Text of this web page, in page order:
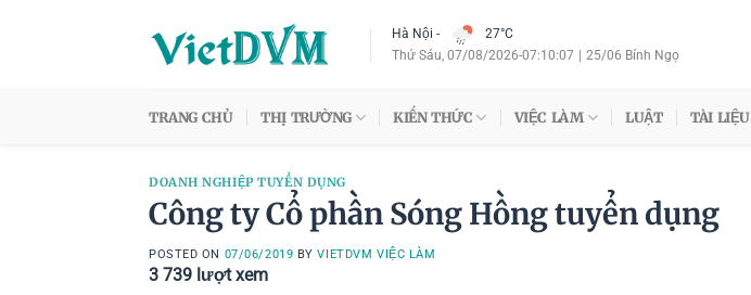
Hà Nội -
27°C
Thứ Sáu, 07/08/2026-07:10:07 25/06 Bính Ngọ
TRANG CHỦ THỊ TRƯỜNG KIẾN THỨC VIỆC LÀM LUẬT TÀI LIỆU
DOANH NGHIỆP TUYỂN DỤNG
Công ty Cổ phần Sóng Hồng tuyển dụng
POSTED ON 07/06/2019 BYVIETDVM VIỆC LÀM
3 739 lượt xem